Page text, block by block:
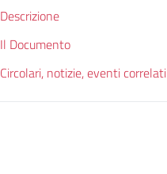
Descrizione
Il Documento
Circolari, notizie, eventi correlati